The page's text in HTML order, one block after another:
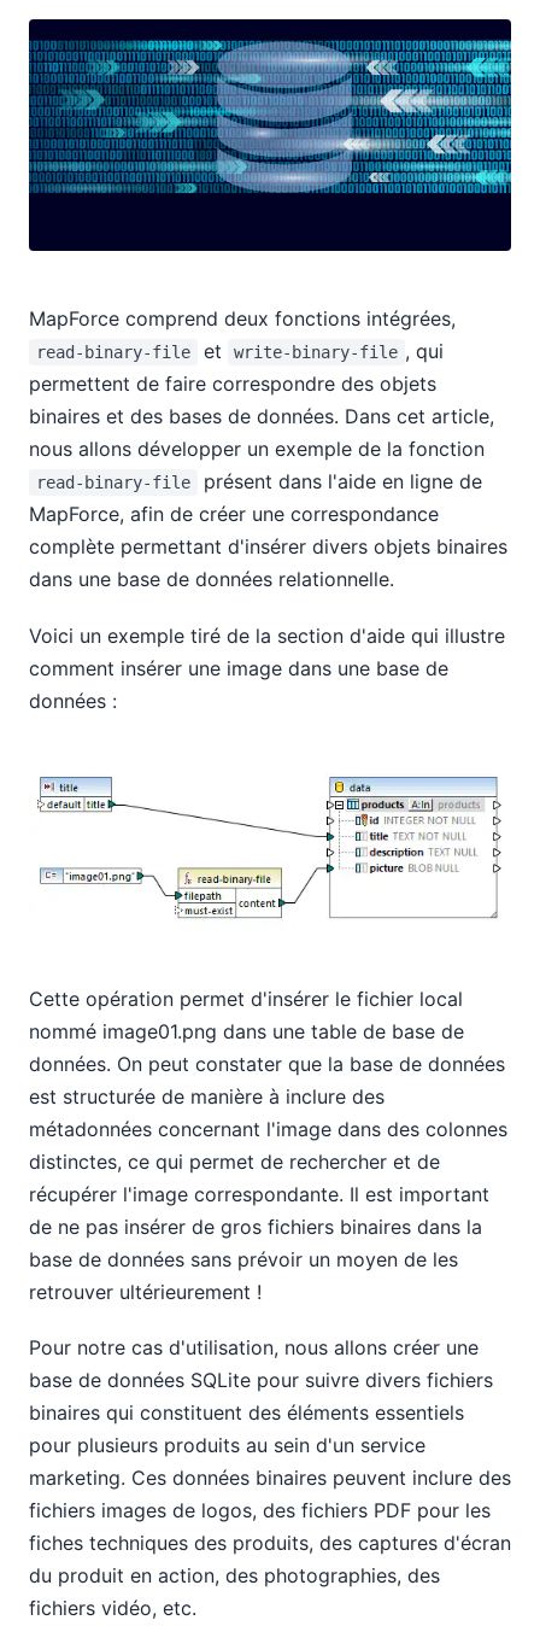
MapForce comprend deux fonctions intégrées,
read-binary-file et write-binary-file , qui
permettent de faire correspondre des objets
binaires et des bases de données. Dans cet article,
nous allons développer un exemple de la fonction
read-binary-file
présent dans l'aide en ligne de
MapForce, afin de créer une correspondance
complète permettant d'insérer divers objets binaires
dans une base de données relationnelle.
Voici un exemple tiré de la section d'aide qui illustre
comment insérer une image dans une base de
données :
Cette opération permet d'insérer le fichier local
nommé image01.png dans une table de base de
données. On peut constater que la base de données
est structurée de manière à inclure des
métadonnées concernant l'image dans des colonnes
distinctes, ce qui permet de rechercher et de
récupérer l'image correspondante. Il est important
de ne pas insérer de gros fichiers binaires dans la
base de données sans prévoir un moyen de les
retrouver ultérieurement !
Pour notre cas d'utilisation, nous allons créer une
base de données SQLite pour suivre divers fichiers
binaires qui constituent des éléments essentiels
pour plusieurs produits au sein d'un service
marketing. Ces données binaires peuvent inclure des
fichiers images de logos, des fichiers PDF pour les
fiches techniques des produits, des captures d'écran
du produit en action, des photographies, des
fichiers vidéo, etc.